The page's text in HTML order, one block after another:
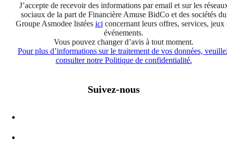
J’accepte de recevoir des informations par email et sur les
sociaux de la part de Financière Amuse BidCo et des sociétés du
Groupe Asmodee listées ici concernant leurs offres, services, jeux
événements.
Vous pouvez changer d’avis à tout moment.
Pour plus d’informations sur le traitement de vos données,
consulter notre Politique de confidentialité.
Suivez-nous